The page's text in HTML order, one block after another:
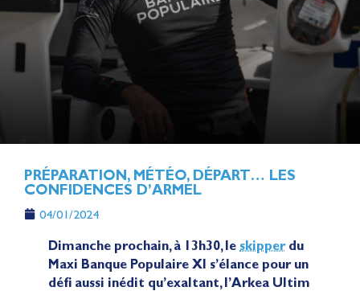
PRÉPARATION, MÉTÉO, DÉPART… LES
CONFIDENCES D’ARMEL
04/01/2024
Dimanche prochain, à 13h30, le skipperdu
Maxi Banque Populaire XI s’élance pour un
défi aussi inédit qu’exaltant, l’Arkea Ultim